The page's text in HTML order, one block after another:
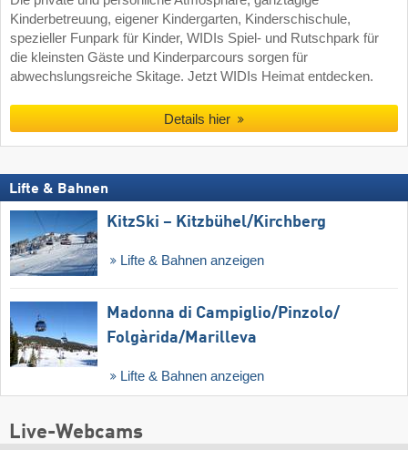
Kinderbetreuung, eigener Kindergarten, Kinderschischule,
spezieller Funpark für Kinder, WIDIs Spiel- und Rutschpark für
die kleinsten Gäste und Kinderparcours sorgen für
abwechslungsreiche Skitage. Jetzt WIDIs Heimat entdecken.
Details hier
Lifte & Bahnen
KitzSki – Kitzbühel/​Kirchberg
Lifte & Bahnen anzeigen
Madonna di Campiglio/​Pinzolo/​
Folgàrida/​Marilleva
Lifte & Bahnen anzeigen
Live-Webcams